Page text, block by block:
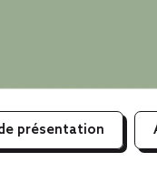
présentation